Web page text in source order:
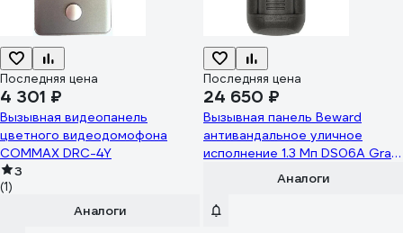
Последняя цена
4 301 ₽
Вызывная видеопанель
цветного видеодомофона
COMMAX DRC-4Y
3
(1)
Аналоги
Последняя цена
24 650 ₽
Вызывная панель Beward
антивандальное уличное
исполнение 1.3 Мп DS06A Gray,
SD 4Gb 00000002937
Аналоги